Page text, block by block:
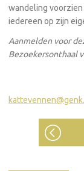
wandeling
iedereen op zijn
Aanmelden voor
Bezoekersonthaal